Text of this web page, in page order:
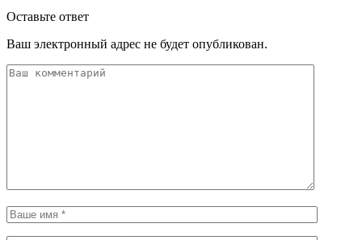
Оставьте ответ
Ваш электронный адрес не будет опубликован.